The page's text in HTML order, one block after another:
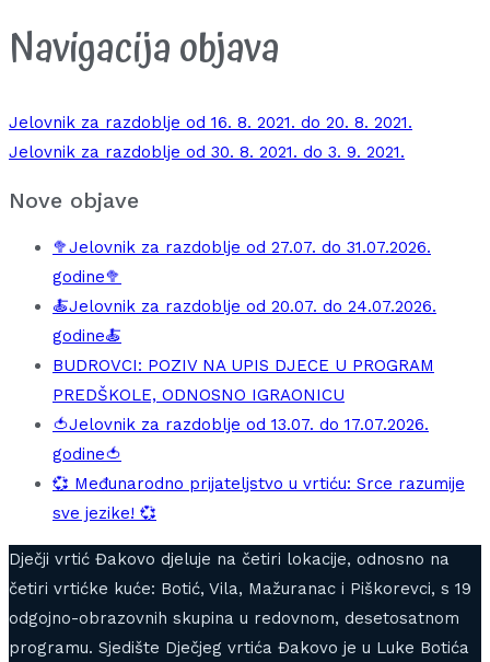
Navigacija objava
Jelovnik za razdoblje od 16. 8. 2021. do 20. 8. 2021.
Jelovnik za razdoblje od 30. 8. 2021. do 3. 9. 2021.
Nove objave
🥦Jelovnik za razdoblje od 27.07. do 31.07.2026.
godine🥦
🍝Jelovnik za razdoblje od 20.07. do 24.07.2026.
godine🍝
BUDROVCI: POZIV NA UPIS DJECE U PROGRAM
PREDŠKOLE, ODNOSNO IGRAONICU
🍅Jelovnik za razdoblje od 13.07. do 17.07.2026.
godine🍅
💞 Međunarodno prijateljstvo u vrtiću: Srce razumije
sve jezike! 💞
Dječji vrtić Đakovo djeluje na četiri lokacije, odnosno na
četiri vrtićke kuće: Botić, Vila, Mažuranac i Piškorevci, s 19
odgojno-obrazovnih skupina u redovnom, desetosatnom
programu. Sjedište Dječjeg vrtića Đakovo je u Luke Botića